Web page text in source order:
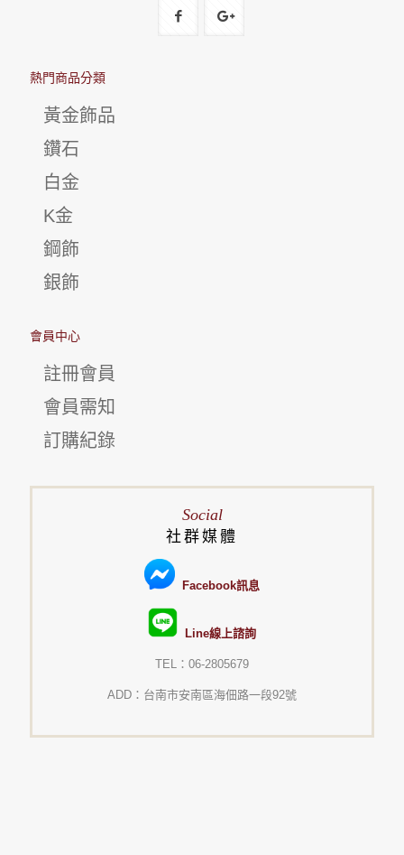
熱門商品分類
黃金飾品
鑽石
白金
K金
鋼飾
銀飾
會員中心
註冊會員
會員需知
訂購紀錄
Social
社群媒體
Facebook訊息
Line線上諮詢
TEL：06-2805679
ADD：台南市安南區海佃路一段92號